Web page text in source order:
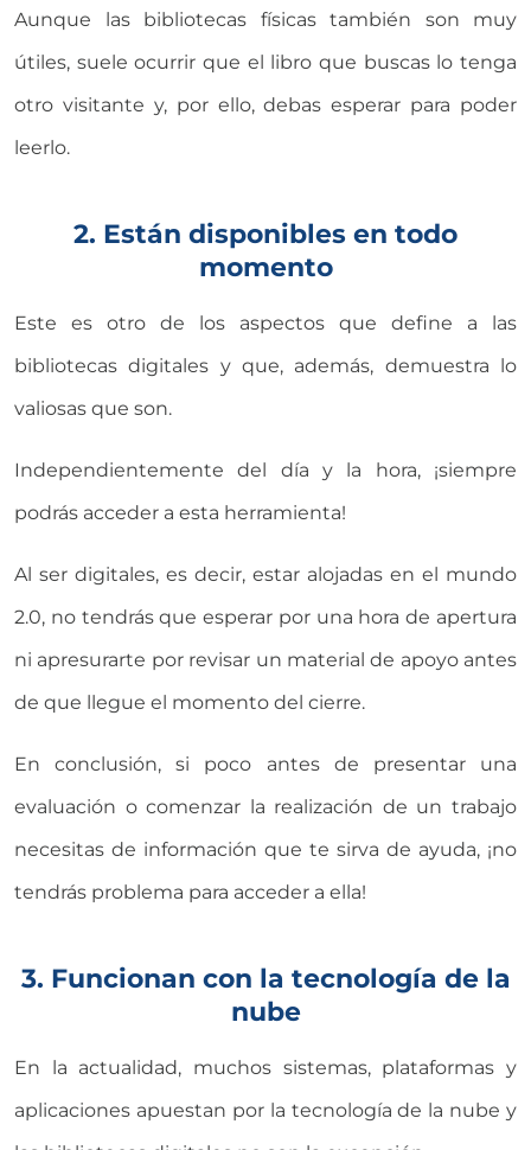
Aunque las bibliotecas físicas también son muy
útiles, suele ocurrir que el libro que buscas lo tenga
otro visitante y, por ello, debas esperar para poder
leerlo.
2. Están disponibles en todo
momento
Este es otro de los aspectos que define a las
bibliotecas digitales y que, además, demuestra lo
valiosas que son.
Independientemente del día y la hora, ¡siempre
podrás acceder a esta herramienta!
Al ser digitales, es decir, estar alojadas en el mundo
2.0, no tendrás que esperar por una hora de apertura
ni apresurarte por revisar un material de apoyo antes
de que llegue el momento del cierre.
En conclusión, si poco antes de presentar una
evaluación o comenzar la realización de un trabajo
necesitas de información que te sirva de ayuda, ¡no
tendrás problema para acceder a ella!
3. Funcionan con la tecnología de la
nube
En la actualidad, muchos sistemas, plataformas y
aplicaciones apuestan por la tecnología de la nube y